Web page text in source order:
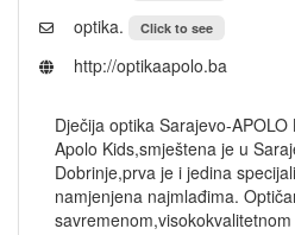
optika. Click to see
http://optikaapolo.ba
Dječija optika Sarajevo-
Apolo Kids,smještena je u
Dobrinje,prva je i jedina
namjenjena najmlađima.